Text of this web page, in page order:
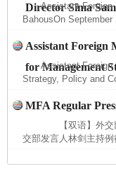
Director Sima
Assistant Foreign
BahousOn
Assistant Foreign
for Management
Assistant Foreign
Strategy, Policy and
MFA Regular
【双语】外交部
交部发言人林剑主持